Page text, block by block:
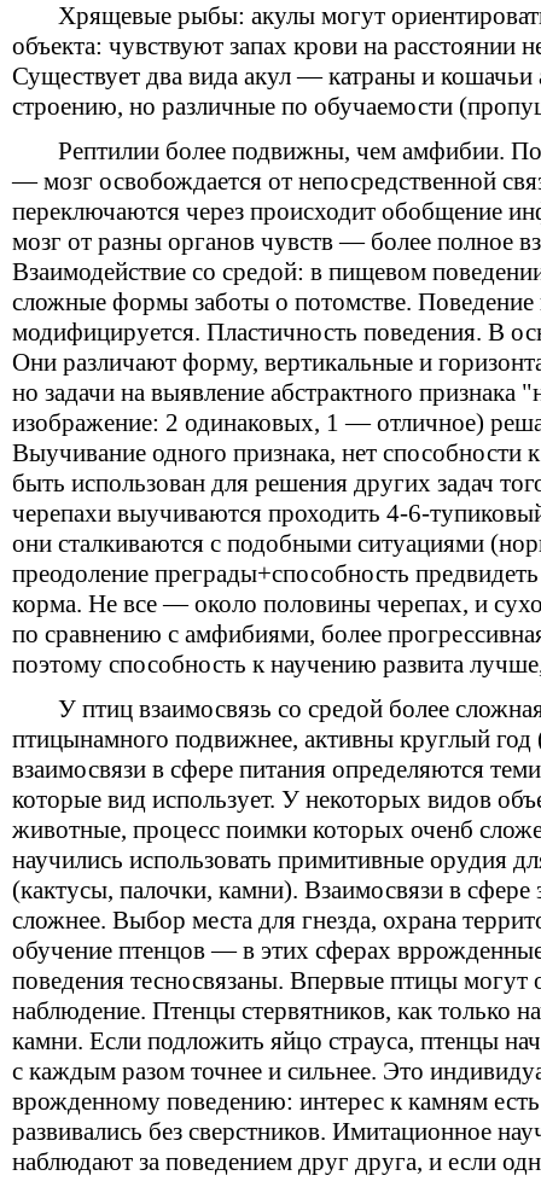
Хрящевые рыбы: акулы могут
объекта: чувствуют запах крови на расстоянии
Существует два вида акул — катраны и
строению, но различные по обучаемости
Рептилии более подвижны, чем амфибии.
— мозг освобождается от непосредственной
переключаются через происходит обобщение
мозг от разны органов чувств — более полное
Взаимодействие со средой: в пищевом
cложные формы заботы о потомстве.
модифицируется. Пластичность поведения. В
Они различают форму, вертикальные и
но задачи на выявление абстрактного признака
изображение: 2 одинаковых, 1 — отличное)
Выучивание одного признака, нет способности
быть использован для решения других задач
черепахи выучиваются проходить 4-6-
они сталкиваются с подобными ситуациями
преодоление преграды+способность
корма. Не все — около половины черепах, и
по сравнению с амфибиями, более
поэтому способность к научению развита
У птиц взаимосвязь со средой более
птицынамного подвижнее, активны круглый год
взаимосвязи в сфере питания определяются
которые вид использует. У некоторых видов
животные, процесс поимки которых оченб
научились использовать примитивные орудия
(кактусы, палочки, камни). Взаимосвязи в
сложнее. Выбор места для гнезда, охрана
обучение птенцов — в этих сферах
поведения тесносвязаны. Впервые птицы могут
наблюдение. Птенцы стервятников, как только
камни. Если подложить яйцо страуса, птенцы
с каждым разом точнее и сильнее. Это
врожденному поведению: интерес к камням
развивались без сверстников. Имитационное
наблюдают за поведением друг друга, и если